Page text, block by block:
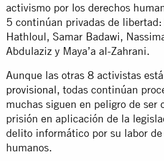
activismo por los derechos
5 continúan privadas de
Hathloul, Samar Badawi,
Abdulaziz y Maya’a al-Zahrani.
Aunque las otras 8 activistas
provisional, todas continúan
muchas siguen en peligro de ser
prisión en aplicación de la
delito informático por su labor de
humanos.